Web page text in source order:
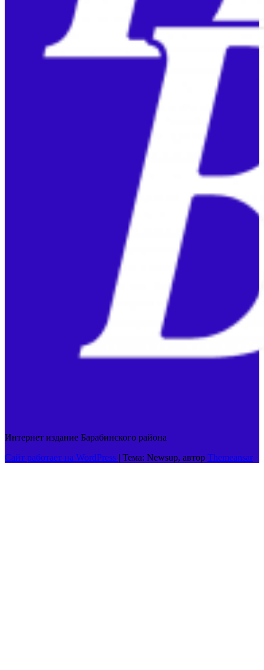
Интернет издание Барабинского района
Сайт работает на WordPress | Тема: Newsup, автор Themeansar